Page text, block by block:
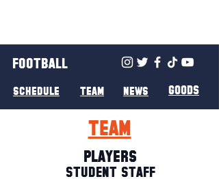
FOOTBALL
SCHEDULE TEAM NEWS GOODS
TEAM
PLAYERS
STUDENT STAFF